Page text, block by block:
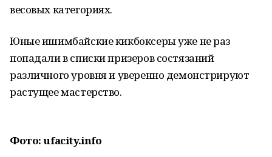
весовых категориях.
Юные ишимбайские кикбоксеры уже не раз
попадали в списки призеров состязаний
различного уровня и уверенно демонстрируют
растущее мастерство.
Фото: ufacity.info